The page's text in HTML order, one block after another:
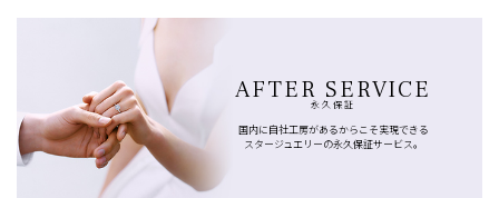
AFTER SERVICE
永久保証
国内に自社工房があるからこそ実現できる
スタージュエリーの永久保証サービス。